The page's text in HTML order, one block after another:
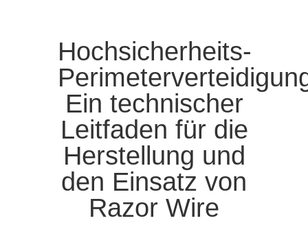
DATENSCHUTZRICHTLINIE
Hochsicherheits-
Ein technischer
Leitfaden für die
Herstellung und
den Einsatz von
Razor Wire